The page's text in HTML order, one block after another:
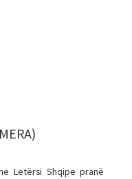
Letërsi Shqipe pranë